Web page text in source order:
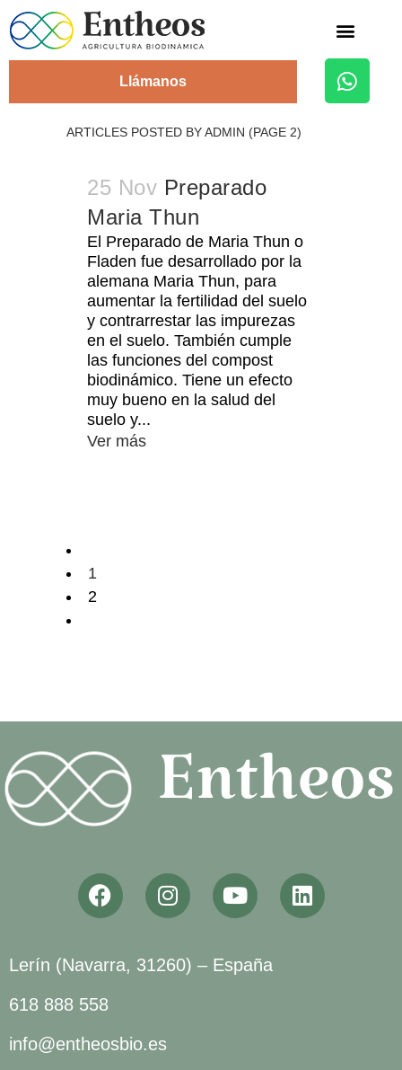
Llámanos
ARTICLES POSTED BY ADMIN (PAGE 2)
25 Nov Preparado
Maria Thun
El Preparado de Maria Thun o
Fladen fue desarrollado por la
alemana Maria Thun, para
aumentar la fertilidad del suelo
y contrarrestar las impurezas
en el suelo. También cumple
las funciones del compost
biodinámico. Tiene un efecto
muy bueno en la salud del
suelo y...
Ver más
1
2
Lerín (Navarra, 31260) – España
618 888 558
info@entheosbio.es